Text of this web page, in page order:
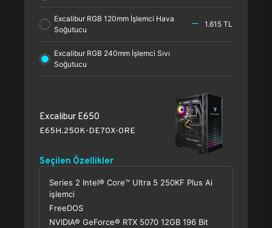
Excalibur RGB 120mm İşlemci Hava
Soğutucu
1.615 TL
Excalibur RGB 240mm İşlemci Sıvı
Soğutucu
Excalibur E650
E65H.250K-DE70X-0RE
Seçilen Özellikler
Series 2 Intel® Core™ Ultra 5 250KF Plus Ai
işlemci
FreeDOS
NVIDIA® GeForce® RTX 5070 12GB 196 Bit